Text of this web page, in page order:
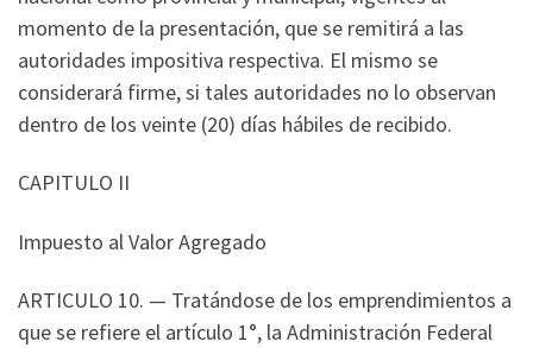
momento de la presentación, que se remitirá a las
autoridades impositiva respectiva. El mismo se
considerará firme, si tales autoridades no lo observan
dentro de los veinte (20) días hábiles de recibido.
CAPITULO II
Impuesto al Valor Agregado
ARTICULO 10. — Tratándose de los emprendimientos a
que se refiere el artículo 1°, la Administración Federal